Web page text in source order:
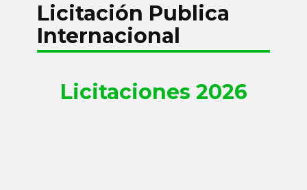
Licitación Publica
Internacional
Licitaciones 2026